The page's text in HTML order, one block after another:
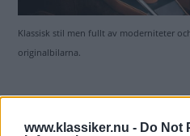
www.klassiker.nu - Do Not
Klassisk stil men fullt av moderniteter
originalbilarna.
med anor från 1786 har